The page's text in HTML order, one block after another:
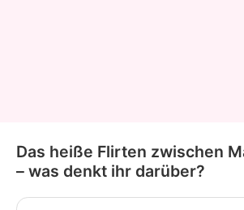
Das heiße Flirten zwischen
– was denkt ihr darüber?